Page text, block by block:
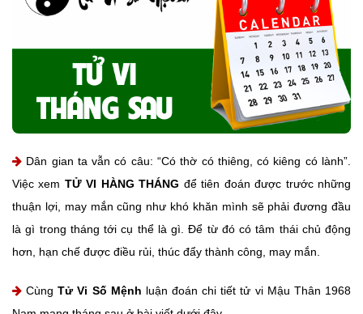
Dân gian ta vẫn có câu: “Có thờ có thiêng, có kiêng có lành”.
Việc xem TỬ VI HÀNG THÁNG để tiên đoán được trước những
thuận lợi, may mắn cũng như khó khăn mình sẽ phải đương đầu
là gì trong tháng tới cụ thể là gì. Để từ đó có tâm thái chủ động
hơn, hạn chế được điều rủi, thúc đẩy thành công, may mắn.
CùngTử Vi Số Mệnh luận đoán chi tiết tử vi Mậu Thân 1968